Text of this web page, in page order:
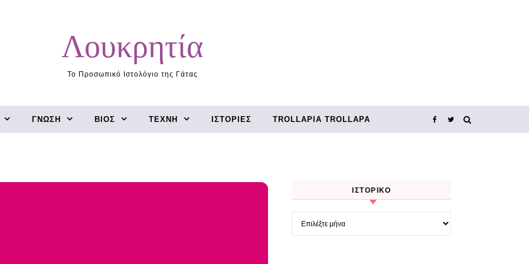
Λουκρητία
Το Προσωπικό Ιστολόγιο της Γάτας
ΓΝΏΣΗ ΒΊΟΣ ΤΈΧΝΗ ΙΣΤΟΡΊΕΣ TROLLΑΡΊΑ TROLLΑΡΆ
ΙΣΤΟΡΙΚΌ
Ιστορικό